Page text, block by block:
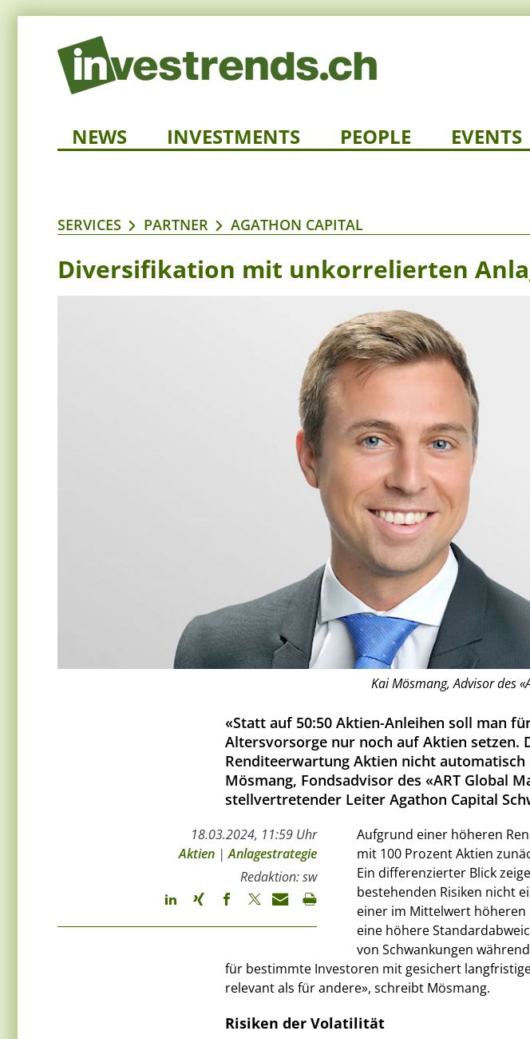
NEWS INVESTMENTS PEOPLE EVENTS
SERVICES PARTNER AGATHON CAPITAL
Diversifikation mit unkorrelierten
Kai Mösmang, Advisor des
«Statt auf 50:50 Aktien-Anleihen soll man
Altersvorsorge nur noch auf Aktien setzen.
Renditeerwartung Aktien nicht
Mösmang, Fondsadvisor des «ART Global
stellvertretender Leiter Agathon Capital
18.03.2024, 11:59 Uhr
Aktien |Anlagestrategie
Redaktion: sw
Aufgrund einer höheren
mit 100 Prozent Aktien
Ein differenzierter Blick
bestehenden Risiken nicht
einer im Mittelwert
eine höhere
von Schwankungen
für bestimmte Investoren mit gesichert
relevant als für andere», schreibt Mösmang.
Risiken der Volatilität